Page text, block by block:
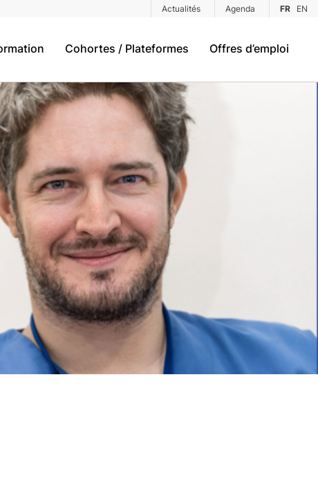
Actualités Agenda FR EN
Cohortes / Plateformes Offres d’emploi